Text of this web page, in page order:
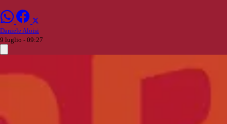
Daniele Aloisi
9 luglio - 09:27